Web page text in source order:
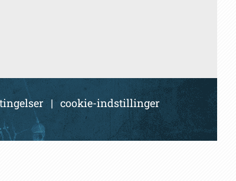
| cookie-indstillinger